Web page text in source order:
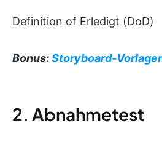
Definition of Erledigt (DoD)
Bonus:Storyboard-
2. Abnahmetest